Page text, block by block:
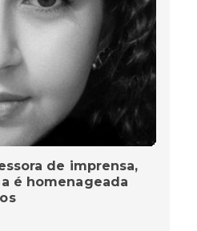
de imprensa,
é homenageada